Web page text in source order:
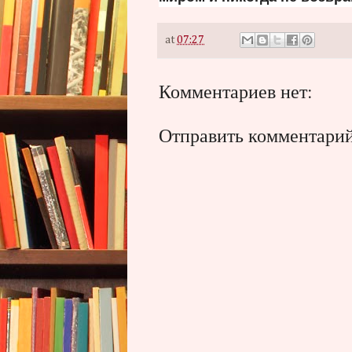
at07:27
Комментариев нет:
Отправить